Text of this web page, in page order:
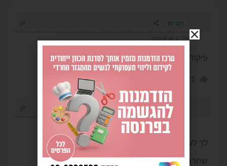
חגית
פיקוד העורף ממהר מדי אין שיגרה
5
אבי
לך לעזאזל חושב שהוא יותר חכם מפקוד העורף
שחרר את הילדים ללמוד